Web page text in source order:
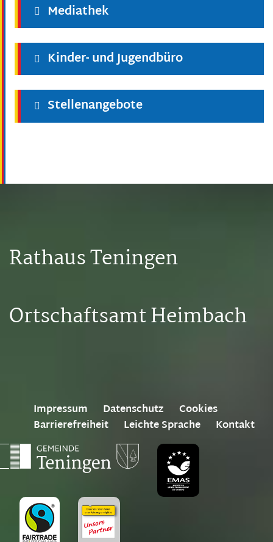
Mediathek
Kinder- und Jugendbüro
Stellenangebote
Rathaus Teningen
Ortschaftsamt Heimbach
Impressum Datenschutz
Cookies
Barrierefreiheit
Leichte Sprache Kontakt